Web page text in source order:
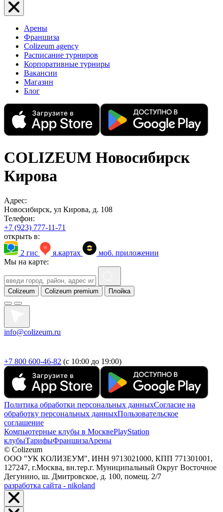
Арены
Франшиза
Colizeum agency
Расписание турниров
Корпоративные турниры
Вакансии
Магазин
Блог
COLIZEUM Новосибирск
Кирова
Адрес:
Новосибирск, ул Кирова, д. 108
Телефон:
+7 (923) 777-11-71
открыть в:
2 гис
я.картах
моб. приложении
Мы на карте:
Colizeum Colizeum premium Плойка
info@colizeum.ru
+7 800 600-46-82 (с 10:00 до 19:00)
Политика обработки персональных данныхСогласие на
обработку персональных данныхПользовательское
соглашение
Компьютерные клубы в МосквеPlayStation
клубыТарифыФраншизаАрены
© Colizeum
ООО "УК КОЛИЗЕУМ", ИНН 9713021000, КПП 771301001,
127247, г.Москва, вн.тер.г. Муниципальный Округ Восточное
Дегунино, ш. Дмитровское, д. 100, помещ. 2/7
разработка сайта - nikoland